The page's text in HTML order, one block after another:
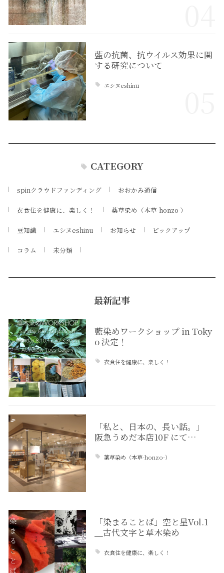
藍の抗菌、抗ウイルス効果に関
する研究について
エシヌeshinu
CATEGORY
spinクラウドファンディング おおかみ通信
衣食住を健康に、楽しく！ 薬草染め（本草-honzo-）
豆知識 エシヌeshinu お知らせ ピックアップ
コラム 未分類
最新記事
藍染めワークショップ in Toky
o 決定！
衣食住を健康に、楽しく！
「私と、日本の、長い話。」
阪急うめだ本店10F にて…
薬草染め（本草-honzo-）
「染まることば」空と星Vol.1
＿古代文字と草木染め
衣食住を健康に、楽しく！